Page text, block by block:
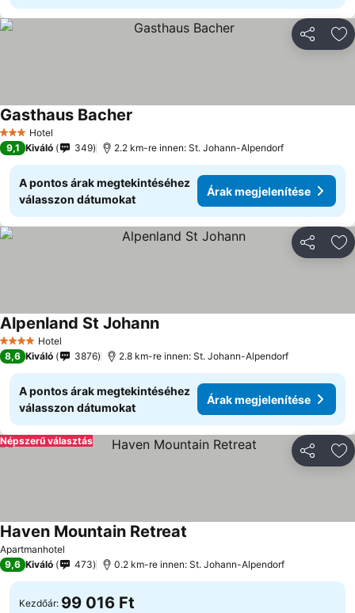
3 Kategória
Hotel
Gasthaus Bacher
9,1 Kiváló 349 2.2 km-re innen: St. Johann-Alpendorf
A pontos árak megtekintéséhez
válasszon dátumokat
Árak megjelenítése
4 KategóriaHotel
Alpenland St Johann
8,6 Kiváló 3876 2.8 km-re innen: St. Johann-Alpendorf
A pontos árak megtekintéséhez
válasszon dátumokat
Árak megjelenítése
Népszerű választás
Apartmanhotel
Haven Mountain Retreat
9,6 Kiváló 473 0.2 km-re innen: St. Johann-Alpendorf
Kezdőár: 99 016 Ft